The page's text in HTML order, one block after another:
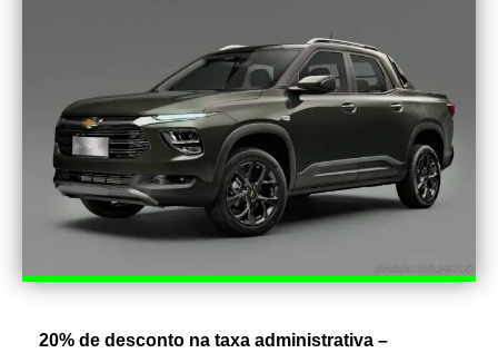
20% de desconto na taxa administrativa –